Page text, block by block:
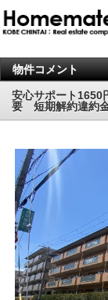
物件コメント
安心サポート
要 短期解約違約